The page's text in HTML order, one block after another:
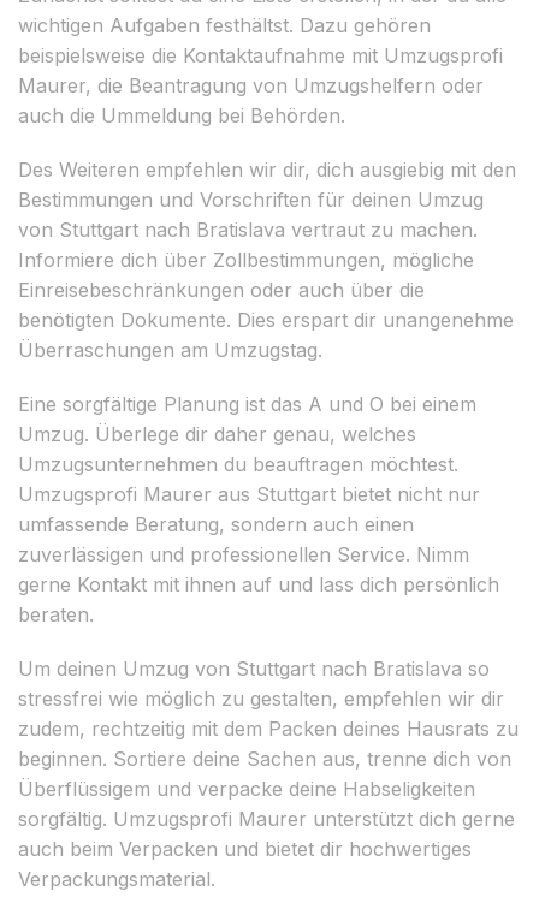
wichtigen Aufgaben festhältst. Dazu gehören
beispielsweise die Kontaktaufnahme mit Umzugsprofi
Maurer, die Beantragung von Umzugshelfern oder
auch die Ummeldung bei Behörden.
Des Weiteren empfehlen wir dir, dich ausgiebig mit den
Bestimmungen und Vorschriften für deinen Umzug
von Stuttgart nach Bratislava vertraut zu machen.
Informiere dich über Zollbestimmungen, mögliche
Einreisebeschränkungen oder auch über die
benötigten Dokumente. Dies erspart dir unangenehme
Überraschungen am Umzugstag.
Eine sorgfältige Planung ist das A und O bei einem
Umzug. Überlege dir daher genau, welches
Umzugsunternehmen du beauftragen möchtest.
Umzugsprofi Maurer aus Stuttgart bietet nicht nur
umfassende Beratung, sondern auch einen
zuverlässigen und professionellen Service. Nimm
gerne Kontakt mit ihnen auf und lass dich persönlich
beraten.
Um deinen Umzug von Stuttgart nach Bratislava so
stressfrei wie möglich zu gestalten, empfehlen wir dir
zudem, rechtzeitig mit dem Packen deines Hausrats zu
beginnen. Sortiere deine Sachen aus, trenne dich von
Überflüssigem und verpacke deine Habseligkeiten
sorgfältig. Umzugsprofi Maurer unterstützt dich gerne
auch beim Verpacken und bietet dir hochwertiges
Verpackungsmaterial.